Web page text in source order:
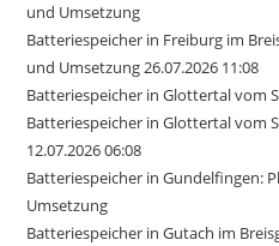
und Umsetzung
Batteriespeicher in Freiburg im
und Umsetzung 26.07.2026 11:08
Batteriespeicher in Glottertal vom
Batteriespeicher in Glottertal vom
12.07.2026 06:08
Batteriespeicher in Gundelfingen:
Umsetzung
Batteriespeicher in Gutach im